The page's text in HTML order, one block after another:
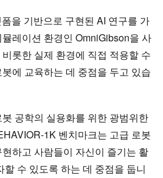
을 기반으로 구현된 AI 연구를 가
레이션 환경인 OmniGibson을 사
롯한 실제 환경에 직접 적용할 수
에 교육하는 데 중점을 두고 있습
공학의 실용화를 위한 광범위한
1K 벤치마크는 고급 로봇
하고 사람들이 자신이 즐기는 활
수 있도록 하는 데 중점을 둡니